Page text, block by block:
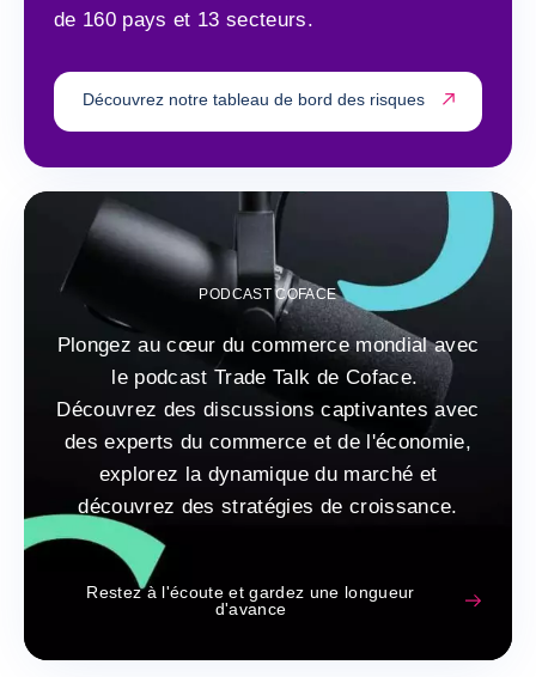
de 160 pays et 13 secteurs.
Découvrez notre tableau de bord des risques
PODCAST COFACE
Plongez au cœur du commerce mondial avec
le podcast Trade Talk de Coface.
Découvrez des discussions captivantes avec
des experts du commerce et de l'économie,
explorez la dynamique du marché et
découvrez des stratégies de croissance.
Restez à l'écoute et gardez une longueur
d'avance